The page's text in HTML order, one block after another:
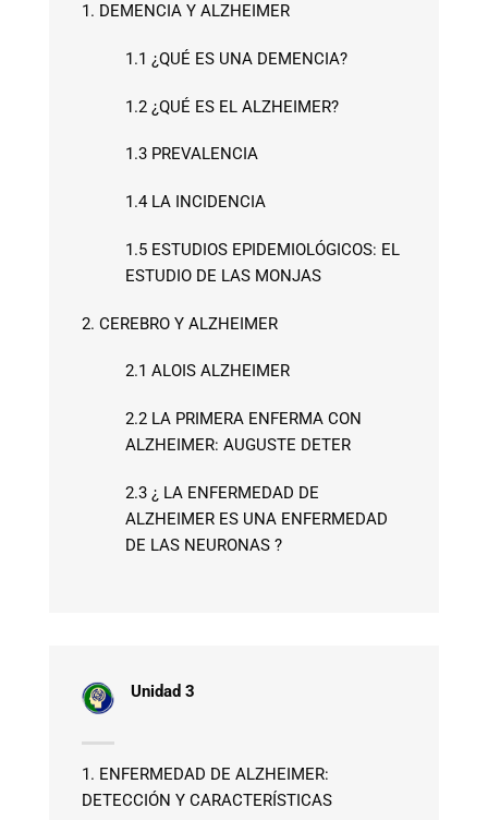
1. DEMENCIA Y ALZHEIMER
1.1 ¿QUÉ ES UNA DEMENCIA?
1.2 ¿QUÉ ES EL ALZHEIMER?
1.3 PREVALENCIA
1.4 LA INCIDENCIA
1.5 ESTUDIOS EPIDEMIOLÓGICOS: EL
ESTUDIO DE LAS MONJAS
2. CEREBRO Y ALZHEIMER
2.1 ALOIS ALZHEIMER
2.2 LA PRIMERA ENFERMA CON
ALZHEIMER: AUGUSTE DETER
2.3 ¿ LA ENFERMEDAD DE
ALZHEIMER ES UNA ENFERMEDAD
DE LAS NEURONAS ?
Unidad 3
1. ENFERMEDAD DE ALZHEIMER:
DETECCIÓN Y CARACTERÍSTICAS